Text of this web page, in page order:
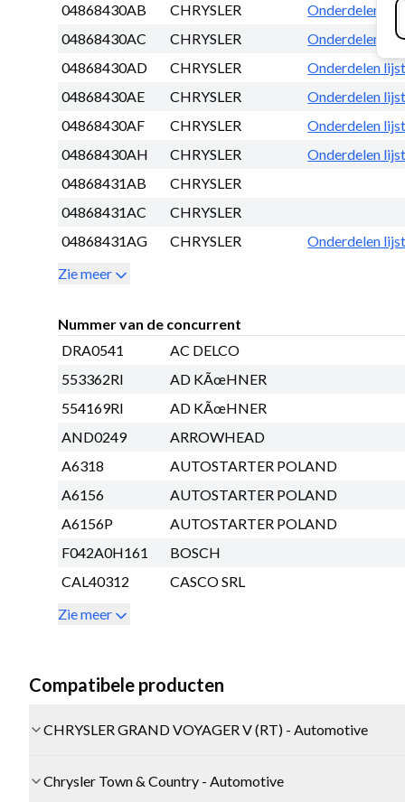
04868430AB
CHRYSLER
Onderdelen lijst
04868430AC
CHRYSLER
Onderdelen
04868430AD
CHRYSLER
Onderdelen lijst
04868430AE
CHRYSLER
Onderdelen lijst
04868430AF
CHRYSLER
Onderdelen lijst
04868430AH
CHRYSLER
Onderdelen lijst
04868431AB
CHRYSLER
04868431AC
CHRYSLER
04868431AG
CHRYSLER
Onderdelen lijst
Zie meer
Nummer van de concurrent
DRA0541
AC DELCO
553362RI
AD KÃœHNER
554169RI
AD KÃœHNER
AND0249
ARROWHEAD
A6318
AUTOSTARTER POLAND
A6156
AUTOSTARTER POLAND
A6156P
AUTOSTARTER POLAND
F042A0H161
BOSCH
CAL40312
CASCO SRL
Zie meer
Compatibele producten
CHRYSLER GRAND VOYAGER V (RT) - Automotive
Chrysler Town & Country - Automotive